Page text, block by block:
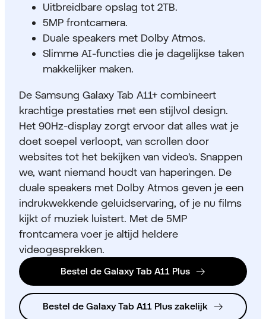
Uitbreidbare opslag tot 2TB.
5MP frontcamera.
Duale speakers met Dolby Atmos.
Slimme AI-functies die je dagelijkse taken
makkelijker maken.
De Samsung Galaxy Tab A11+ combineert
krachtige prestaties met een stijlvol design.
Het 90Hz-display zorgt ervoor dat alles wat je
doet soepel verloopt, van scrollen door
websites tot het bekijken van video's. Snappen
we, want niemand houdt van haperingen. De
duale speakers met Dolby Atmos geven je een
indrukwekkende geluidservaring, of je nu films
kijkt of muziek luistert. Met de 5MP
frontcamera voer je altijd heldere
videogesprekken.
Bestel de Galaxy Tab A11 Plus
Bestel de Galaxy Tab A11 Plus zakelijk